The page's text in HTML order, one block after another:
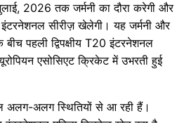
2026 तक जर्मनी का दौरा करेगी और
सीरीज़ खेलेगी। यह जर्मनी और
पहली द्विपक्षीय T20 इंटरनेशनल
एसोसिएट क्रिकेट में उभरती हुई
अलग-अलग स्थितियों से आ रही हैं।